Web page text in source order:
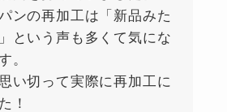
ンの再加工は「新品みた
という声も多くて気にな
。
い切って実際に再加工に
！